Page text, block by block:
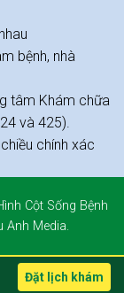
bệnh, nhà
tâm Khám chữa
và 425).
chính xác
Cột Sống Bệnh
Anh Media.
Đặt lịch khám